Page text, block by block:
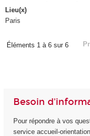
Lieu(x)
Paris
Éléments 1 à 6 sur 6
Besoin
Pour répondre à vos
service accueil-